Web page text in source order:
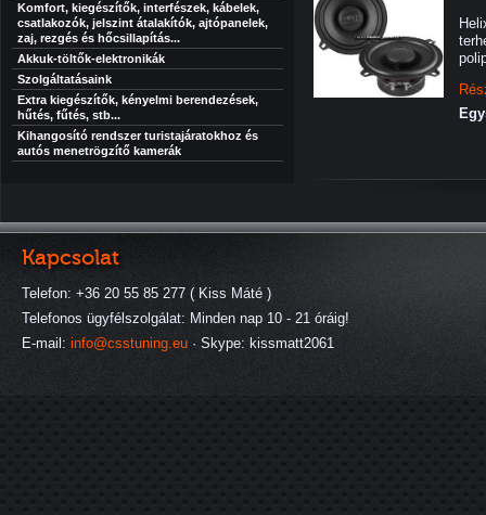
Komfort, kiegészítők, interfészek, kábelek,
csatlakozók, jelszint átalakítók, ajtópanelek,
zaj, rezgés és hőcsillapítás...
Akkuk-töltők-elektronikák
Szolgáltatásaink
Extra kiegészítők, kényelmi berendezések,
hűtés, fűtés, stb...
Kihangosító rendszer turistajáratokhoz és
autós menetrögzítő kamerák
Kapcsolat
Telefon: +36 20 55 85 277 ( Kiss Máté )
Telefonos ügyfélszolgálat: Minden nap 10 - 21 óráig!
E-mail: info@csstuning.eu · Skype: kissmatt2061